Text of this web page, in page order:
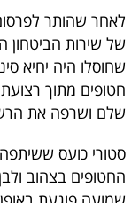
דרושים
לאחר שהותר
של שירות
שחוסלו היה יחיא
חטופים מתוך
שלם ושרפה את
סטורי כועס ששיתפה
החטופים בצהוב